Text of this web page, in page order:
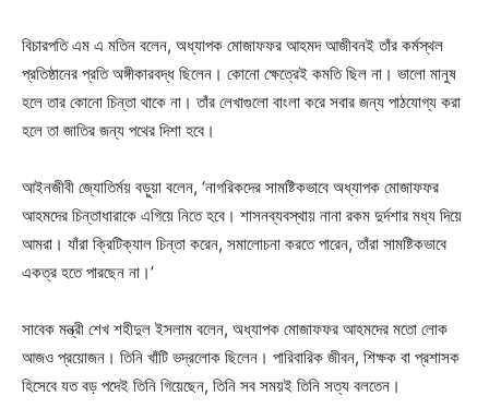
বিচারপতি এম এ মতিন বলেন, অধ্যাপক মোজাফফর আহমদ আজীবনই তাঁর কর্মস্থল
প্রতিষ্ঠানের প্রতি অঙ্গীকারবদ্ধ ছিলেন। কোনো ক্ষেত্রেই কমতি ছিল না। ভালো মানুষ
হলে তার কোনো চিন্তা থাকে না। তাঁর লেখাগুলো বাংলা করে সবার জন্য পাঠযোগ্য করা
হলে তা জাতির জন্য পথের দিশা হবে।
আইনজীবী জ্যোতির্ময় বড়ুয়া বলেন, ‘নাগরিকদের সামষ্টিকভাবে অধ্যাপক মোজাফফর
আহমদের চিন্তাধারাকে এগিয়ে নিতে হবে। শাসনব্যবস্থায় নানা রকম দুর্দশার মধ্য দিয়ে
আমরা। যাঁরা ক্রিটিক্যাল চিন্তা করেন, সমালোচনা করতে পারেন, তাঁরা সামষ্টিকভাবে
একত্র হতে পারছেন না।’
সাবেক মন্ত্রী শেখ শহীদুল ইসলাম বলেন, অধ্যাপক মোজাফফর আহমদের মতো লোক
আজও প্রয়োজন। তিনি খাঁটি ভদ্রলোক ছিলেন। পারিবারিক জীবন, শিক্ষক বা প্রশাসক
হিসেবে যত বড় পদেই তিনি গিয়েছেন, তিনি সব সময়ই তিনি সত্য বলতেন।